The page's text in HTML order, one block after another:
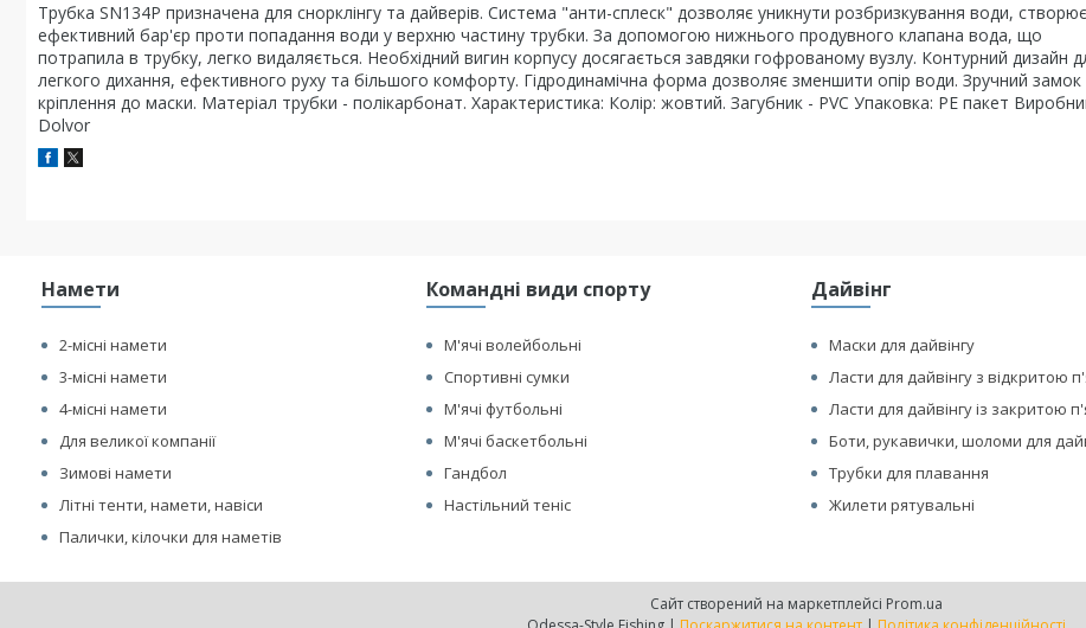
Трубка SN134Р призначена для снорклінгу та дайверів. Система "анти-сплеск" дозволяє уникнути розбризкування води, створює
ефективний бар'єр проти попадання води у верхню частину трубки. За допомогою нижнього продувного клапана вода, що
потрапила в трубку, легко видаляється. Необхідний вигин корпусу досягається завдяки гофрованому вузлу. Контурний дизайн
легкого дихання, ефективного руху та більшого комфорту. Гідродинамічна форма дозволяє зменшити опір води. Зручний замок
кріплення до маски. Матеріал трубки - полікарбонат. Характеристика: Колір: жовтий. Загубник - PVC Упаковка: PE пакет
Dolvor
Намети
2-місні намети
3-місні намети
4-місні намети
Для великої компанії
Зимові намети
Літні тенти, намети, навіси
Палички, кілочки для наметів
Командні види спорту
М'ячі волейбольні
Спортивні сумки
М'ячі футбольні
М'ячі баскетбольні
Гандбол
Настільний теніс
Дайвінг
Маски для дайвінгу
Ласти для дайвінгу з відкритою
Ласти для дайвінгу із закритою
Боти, рукавички, шоломи для
Трубки для плавання
Жилети рятувальні
Сайт створений на маркетплейсі Prom.ua